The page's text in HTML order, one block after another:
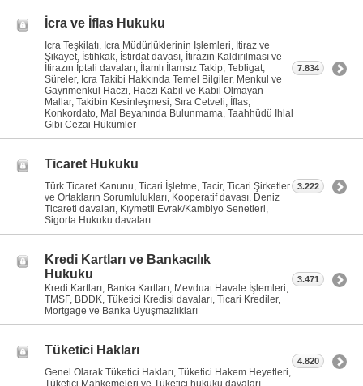
İcra ve İflas Hukuku
İcra Teşkilatı, İcra Müdürlüklerinin İşlemleri, İtiraz ve
Şikayet, İstihkak, İstirdat davası, İtirazın Kaldırılması ve
İtirazın İptali davaları, İlamlı İlamsız Takip, Tebligat,
Süreler, İcra Takibi Hakkında Temel Bilgiler, Menkul ve
Gayrimenkul Haczi, Haczi Kabil ve Kabil Olmayan
Mallar, Takibin Kesinleşmesi, Sıra Cetveli, İflas,
Konkordato, Mal Beyanında Bulunmama, Taahhüdü İhlal
Gibi Cezai Hükümler
7.834
Ticaret Hukuku
Türk Ticaret Kanunu, Ticari İşletme, Tacir, Ticari Şirketler
ve Ortakların Sorumlulukları, Kooperatif davası, Deniz
Ticareti davaları, Kıymetli Evrak/Kambiyo Senetleri,
Sigorta Hukuku davaları
3.222
Kredi Kartları ve Bankacılık
Hukuku
Kredi Kartları, Banka Kartları, Mevduat Havale İşlemleri,
TMSF, BDDK, Tüketici Kredisi davaları, Ticari Krediler,
Mortgage ve Banka Uyuşmazlıkları
3.471
Tüketici Hakları
Genel Olarak Tüketici Hakları, Tüketici Hakem Heyetleri,
Tüketici Mahkemeleri ve Tüketici hukuku davaları
4.820